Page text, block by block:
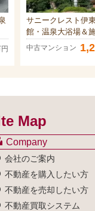
サニークレスト伊
館・温泉大浴場＆
中古マンション
Map
Company
会社のご案内
不動産を購入したい方
不動産を売却したい方
不動産買取システム